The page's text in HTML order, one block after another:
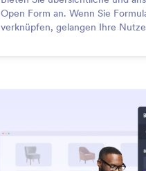
Open Form an. Wenn Sie
verknüpfen, gelangen Ihre